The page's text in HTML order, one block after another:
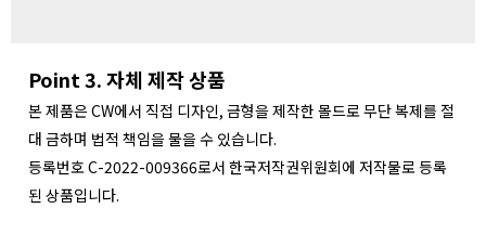
Point 3. 자체 제작 상품
본 제품은 CW에서 직접 디자인, 금형을 제작한 몰드로 무단 복제를 절
대 금하며 법적 책임을 물을 수 있습니다.
등록번호 C-2022-009366로서 한국저작권위원회에 저작물로 등록
된 상품입니다.